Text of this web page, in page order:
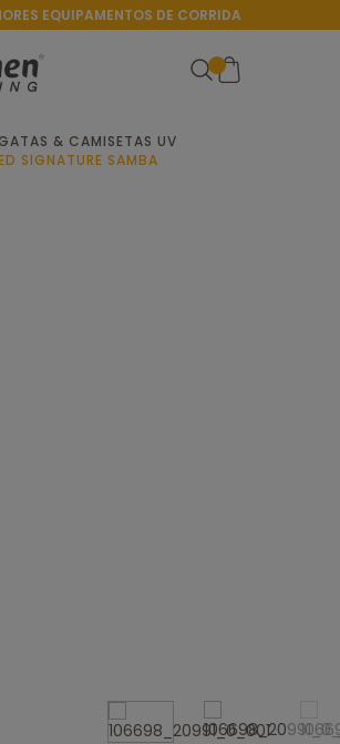
EQUIPAMENTOS DE CORRIDA
& CAMISETAS UV
SIGNATURE SAMBA